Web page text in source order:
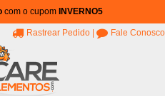
com o cupom INVERNO5
Rastrear Pedido Fale Conosco